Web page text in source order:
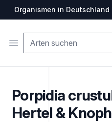
Organismen in
Open menu
Porpidia
Hertel & Knoph